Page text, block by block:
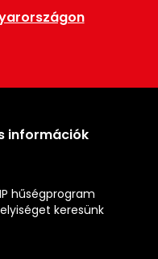
információk
hűségprogram
keresünk